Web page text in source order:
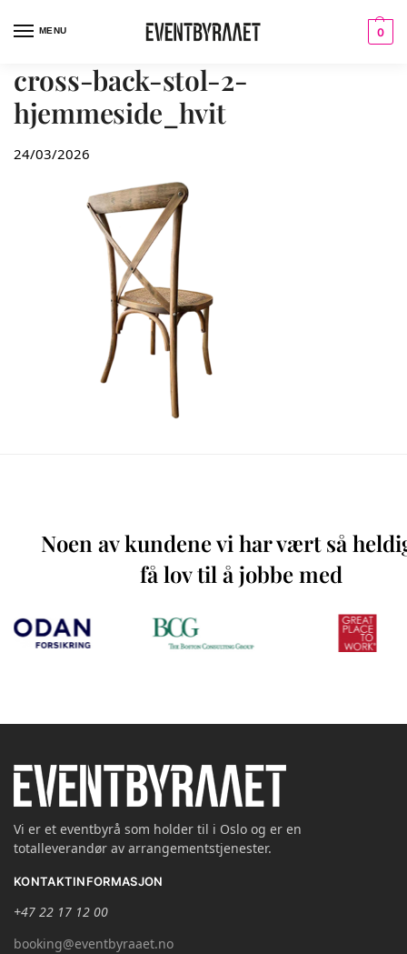
MENU 0
cross-back-stol-2-
hjemmeside_hvit
24/03/2026
Noen av kundene vi har vært så
få lov til å jobbe med
Vi er et eventbyrå som holder til i Oslo og er en
totalleverandør av arrangementstjenester.
KONTAKTINFORMASJON
+47 22 17 12 00
booking@eventbyraaet.no